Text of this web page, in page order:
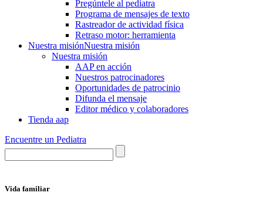
Pregúntele al pediatra
Programa de mensajes de texto
Rastre​​ador de activida​d física
Retraso motor: herramienta
Nuestra misiónNuestra misión
Nuestra misión
AAP en acción
Nuestros patrocinadores
Oportunidades de patrocinio
Difunda el mensaje
Editor médico y colaboradores
Tienda aap
Encuentre un Pediatra
Vida familiar